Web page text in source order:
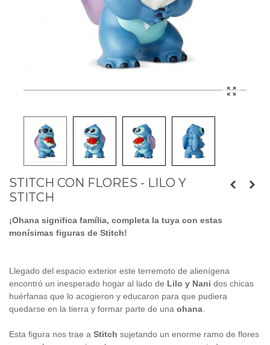
STITCH CON FLORES - LILO Y
STITCH
¡Ohana significa família, completa la tuya con estas
monísimas figuras de Stitch!
Llegado del espacio exterior este terremoto de alienígena
encontró un inesperado hogar al lado de Lilo y Nani dos chicas
huérfanas que lo acogieron y educaron para que pudiera
quedarse en la tierra y formar parte de una ohana
Esta figura nos trae a Stitch sujetando un enorme ramo de flores